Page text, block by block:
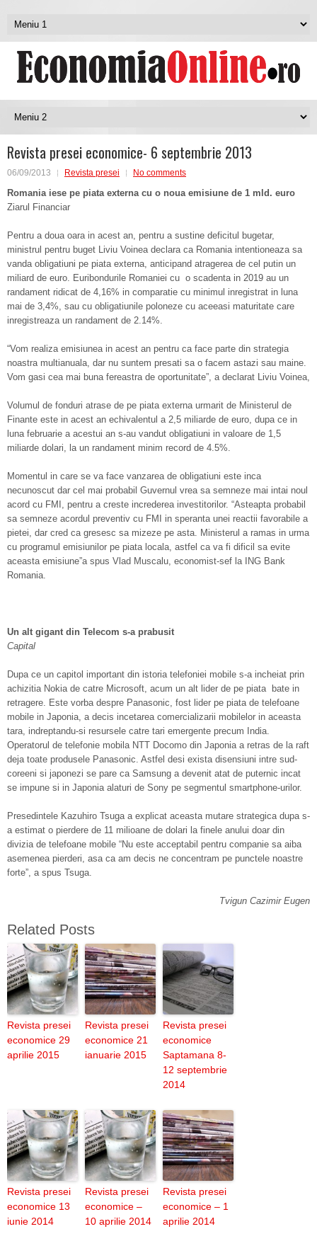
Revista presei economice- 6 septembrie 2013
06/09/2013 Revista presei No comments
Romania iese pe piata externa cu o noua emisiune de 1 mld. euro
Ziarul Financiar
Pentru a doua oara in acest an, pentru a sustine deficitul bugetar,
ministrul pentru buget Liviu Voinea declara ca Romania intentioneaza sa
vanda obligatiuni pe piata externa, anticipand atragerea de cel putin un
miliard de euro. Euribondurile Romaniei cu o scadenta in 2019 au un
randament ridicat de 4,16% in comparatie cu minimul inregistrat in luna
mai de 3,4%, sau cu obligatiunile poloneze cu aceeasi maturitate care
inregistreaza un randament de 2.14%.
“Vom realiza emisiunea in acest an pentru ca face parte din strategia
noastra multianuala, dar nu suntem presati sa o facem astazi sau maine.
Vom gasi cea mai buna fereastra de oportunitate”, a declarat Liviu Voinea,
Volumul de fonduri atrase de pe piata externa urmarit de Ministerul de
Finante este in acest an echivalentul a 2,5 miliarde de euro, dupa ce in
luna februarie a acestui an s-au vandut obligatiuni in valoare de 1,5
miliarde dolari, la un randament minim record de 4.5%.
Momentul in care se va face vanzarea de obligatiuni este inca
necunoscut dar cel mai probabil Guvernul vrea sa semneze mai intai noul
acord cu FMI, pentru a creste increderea investitorilor. “Asteapta probabil
sa semneze acordul preventiv cu FMI in speranta unei reactii favorabile a
pietei, dar cred ca gresesc sa mizeze pe asta. Ministerul a ramas in urma
cu programul emisiunilor pe piata locala, astfel ca va fi dificil sa evite
aceasta emisiune”a spus Vlad Muscalu, economist-sef la ING Bank
Romania.
Un alt gigant din Telecom s-a prabusit
Capital
Dupa ce un capitol important din istoria telefoniei mobile s-a incheiat prin
achizitia Nokia de catre Microsoft, acum un alt lider de pe piata bate in
retragere. Este vorba despre Panasonic, fost lider pe piata de telefoane
mobile in Japonia, a decis incetarea comercializarii mobilelor in aceasta
tara, indreptandu-si resursele catre tari emergente precum India.
Operatorul de telefonie mobila NTT Docomo din Japonia a retras de la raft
deja toate produsele Panasonic. Astfel desi exista disensiuni intre sud-
coreeni si japonezi se pare ca Samsung a devenit atat de puternic incat
se impune si in Japonia alaturi de Sony pe segmentul smartphone-urilor.
Presedintele Kazuhiro Tsuga a explicat aceasta mutare strategica dupa s-
a estimat o pierdere de 11 milioane de dolari la finele anului doar din
divizia de telefoane mobile “Nu este acceptabil pentru companie sa aiba
asemenea pierderi, asa ca am decis ne concentram pe punctele noastre
forte”, a spus Tsuga.
Tvigun Cazimir Eugen
Related Posts
Revista presei
economice 29
aprilie 2015
Revista presei
economice 21
ianuarie 2015
Revista presei
economice
Saptamana 8-
12 septembrie
2014
Revista presei
economice 13
iunie 2014
Revista presei
economice –
10 aprilie 2014
Revista presei
economice – 1
aprilie 2014